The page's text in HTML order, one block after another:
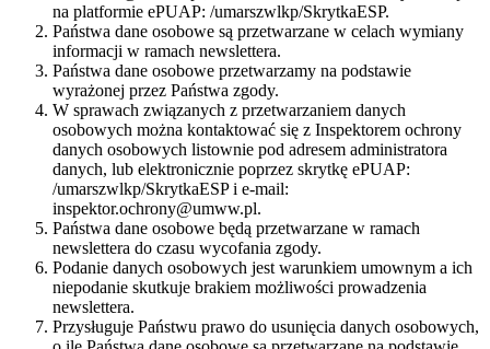
na platformie ePUAP: /umarszwlkp/SkrytkaESP.
Państwa dane osobowe są przetwarzane w celach wymiany
informacji w ramach newslettera.
Państwa dane osobowe przetwarzamy na podstawie
wyrażonej przez Państwa zgody.
W sprawach związanych z przetwarzaniem danych
osobowych można kontaktować się z Inspektorem ochrony
danych osobowych listownie pod adresem administratora
danych, lub elektronicznie poprzez skrytkę ePUAP:
/umarszwlkp/SkrytkaESP i e-mail:
inspektor.ochrony@umww.pl.
Państwa dane osobowe będą przetwarzane w ramach
newslettera do czasu wycofania zgody.
Podanie danych osobowych jest warunkiem umownym a ich
niepodanie skutkuje brakiem możliwości prowadzenia
newslettera.
Przysługuje Państwu prawo do usunięcia danych osobowych,